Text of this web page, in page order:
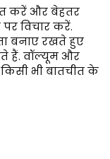
करें और बेहतर
विचार करें.
बनाए रखते हुए
हैं. वॉल्यूम और
भी बातचीत के